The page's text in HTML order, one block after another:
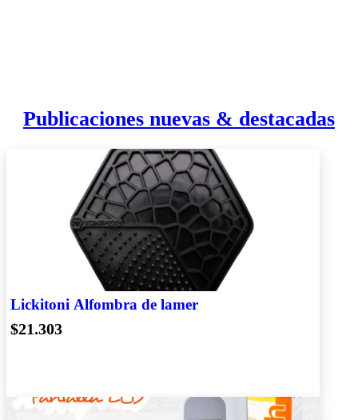
Publicaciones nuevas & destacadas
Lickitoni Alfombra de lamer
$21.303